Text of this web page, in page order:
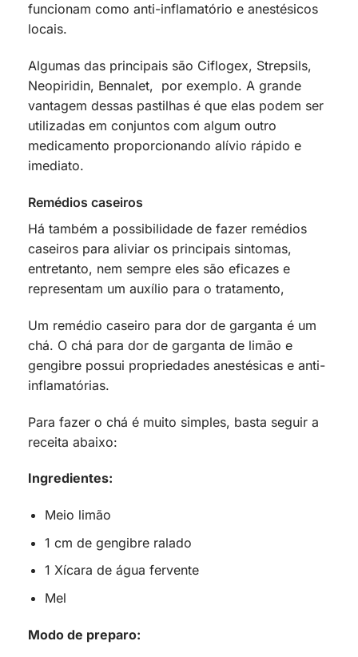
funcionam como anti-inflamatório e anestésicos
locais.
Algumas das principais são Ciflogex, Strepsils,
Neopiridin, Bennalet, por exemplo. A grande
vantagem dessas pastilhas é que elas podem ser
utilizadas em conjuntos com algum outro
medicamento proporcionando alívio rápido e
imediato.
Remédios caseiros
Há também a possibilidade de fazer remédios
caseiros para aliviar os principais sintomas,
entretanto, nem sempre eles são eficazes e
representam um auxílio para o tratamento,
Um remédio caseiro para dor de garganta é um
chá. O chá para dor de garganta de limão e
gengibre possui propriedades anestésicas e anti-
inflamatórias.
Para fazer o chá é muito simples, basta seguir a
receita abaixo:
Ingredientes:
Meio limão
1 cm de gengibre ralado
1 Xícara de água fervente
Mel
Modo de preparo: